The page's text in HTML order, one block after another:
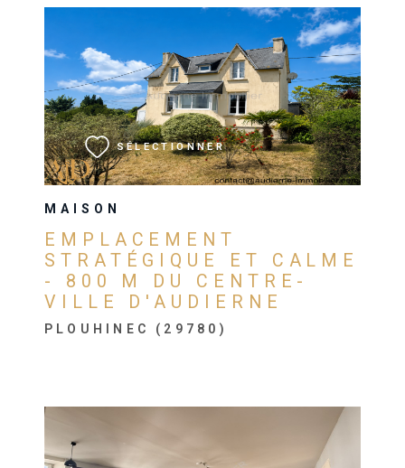
MAISON
EMPLACEMENT
STRATÉGIQUE ET CALME
- 800 M DU CENTRE-
VILLE D'AUDIERNE
PLOUHINEC (29780)
SÉLECTIONNER
VOIR LE BIEN